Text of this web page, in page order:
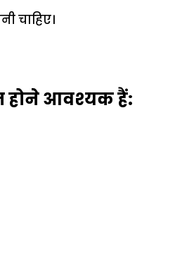
चाहिए।
होने आवश्यक हैं: